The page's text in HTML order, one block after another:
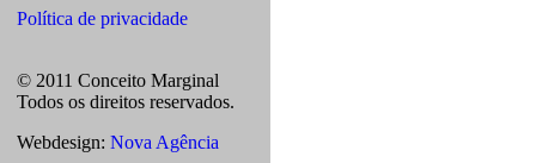
Política de privacidade
© 2011 Conceito Marginal
Todos os direitos reservados.
Webdesign: Nova Agência